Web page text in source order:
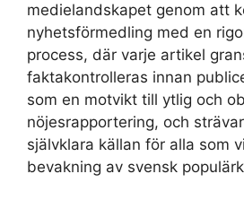
medielandskapet genom att
nyhetsförmedling med en
process, där varje artikel
faktakontrolleras innan
som en motvikt till ytlig och
nöjesrapportering, och
självklara källan för alla som
bevakning av svensk